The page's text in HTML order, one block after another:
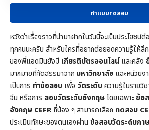
ทำแบบทดสอบ
หวังว่าเรื่องราวที่นำมาฝากในวันนี้จะเป็นประโยช
ทุกคนนะครับ สำหรับใครที่อยากต่อยอดความรู้ให้ลึ
ของพี่แอดมินยังมี เกียรติบัตรออนไลน์และคลัง
มากมายที่คัดสรรมาจาก มหาวิทยาลัย และหน่วยง
เป็นการ ทำข้อสอบ เพื่อ วัดระดับความรู้ในรายวิ
จีน หรือการ สอบวัดระดับอังกฤษโดยเฉพาะข้อ
อังกฤษ CEFRที่น้อง ๆ สามารถเลือก ทดสอบ
ประเมินทักษะของตนเองผ่าน ข้อสอบวัดระดับภา